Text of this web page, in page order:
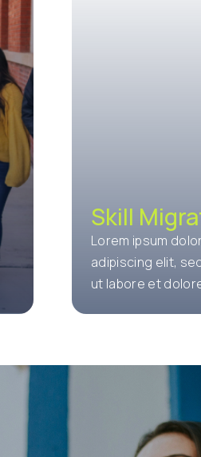
Skill
Lorem ipsum
adipiscing elit,
ut labore et